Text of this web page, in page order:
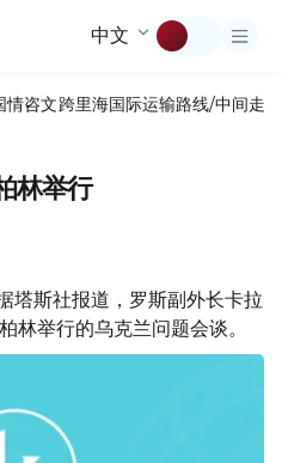
中文
情咨文跨里海国际运输路线/中间走廊
林举行
塔斯社报道，罗斯副外长卡拉
林举行的乌克兰问题会谈。